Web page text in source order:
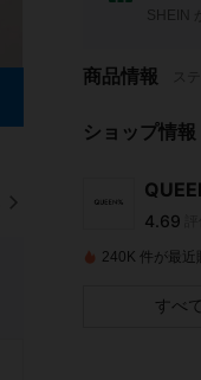
SHEIN
商品情報 ス
ショップ情報
4.69
4.69
240K 件が最近
すべ